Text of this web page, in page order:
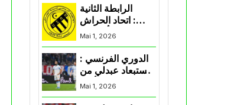
الرابطة الثانية
: اتحاد الحراش
يحسم التأهل إلى
“البلاي أوف”
Mai 1, 2026
الدوري الفرنسي :
استبعاد عبدلي من
قائمة مرسيليا أمام
Mai 1, 2026